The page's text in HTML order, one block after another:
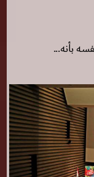
بأنه...